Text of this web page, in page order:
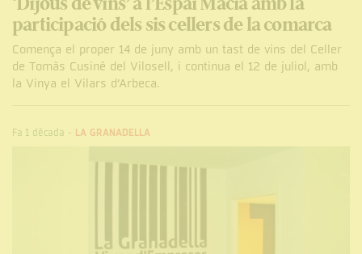
participació dels sis cellers de la comarca
Comença el proper 14 de juny amb un tast de vins del Celler
de Tomàs Cusiné del Vilosell, i continua el 12 de juliol, amb
la Vinya el Vilars d’Arbeca.
Fa 1 dècada - LA GRANADELLA